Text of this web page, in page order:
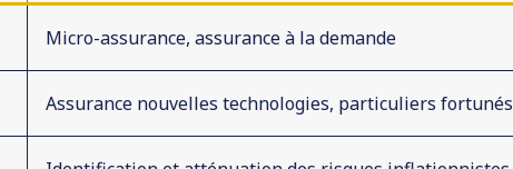
Micro-assurance, assurance à la demande
Assurance nouvelles technologies, particuliers fortunés